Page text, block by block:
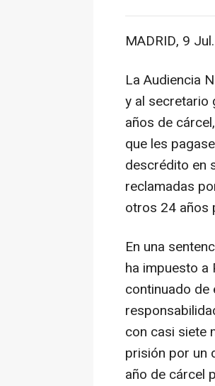
MADRID, 9
La Audiencia
y al secretario
años de
que les
descrédito en
reclamadas
otros 24 años
En una
ha impuesto a
continuado
con casi siete
prisión por un
año de cárcel